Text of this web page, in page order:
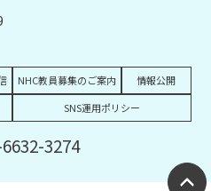
NHC教員募集のご案内
情報公開
SNS運用ポリシー
3274